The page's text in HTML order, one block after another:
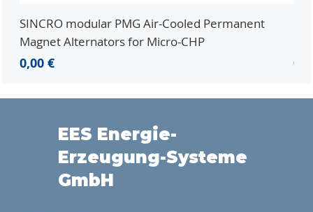
SINCRO modular PMG Air-Cooled Permanent
Magnet Alternators for Micro-CHP
Preis
0,00 €
EES Energie-
Erzeugung-Systeme
GmbH